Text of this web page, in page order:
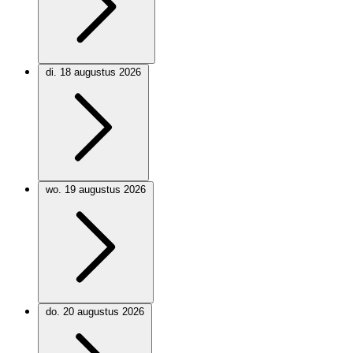
di. 18 augustus 2026
wo. 19 augustus 2026
do. 20 augustus 2026